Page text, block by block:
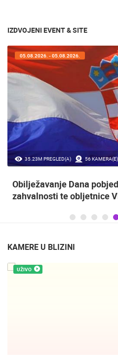
IZDVOJENI EVENT & SITE
35.23M PREGLED(A) 56 KAMERA(E)
05.08.2026. - 05.08.2026.
Obilježavanje Dana
zahvalnosti te obljetnice
KAMERE U BLIZINI
UŽIVO